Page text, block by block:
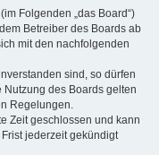
Folgenden „das Board“)
Betreiber des Boards ab
mit den nachfolgenden
sind, so dürfen
des Boards gelten
Regelungen.
Zeit geschlossen und kann
jederzeit gekündigt